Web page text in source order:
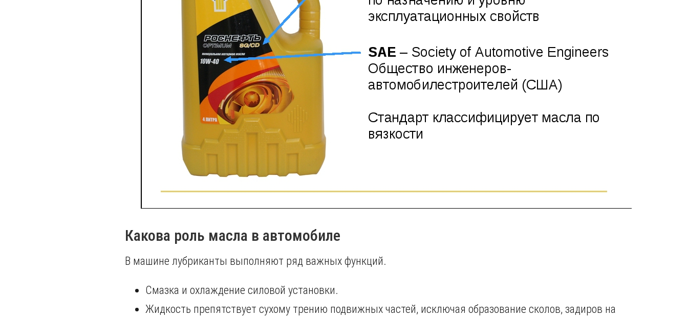
Какова роль масла в автомобиле
В машине лубриканты выполняют ряд важных функций.
Смазка и охлаждение силовой установки.
Жидкость препятствует сухому трению подвижных частей, исключая образование сколов, задиров на